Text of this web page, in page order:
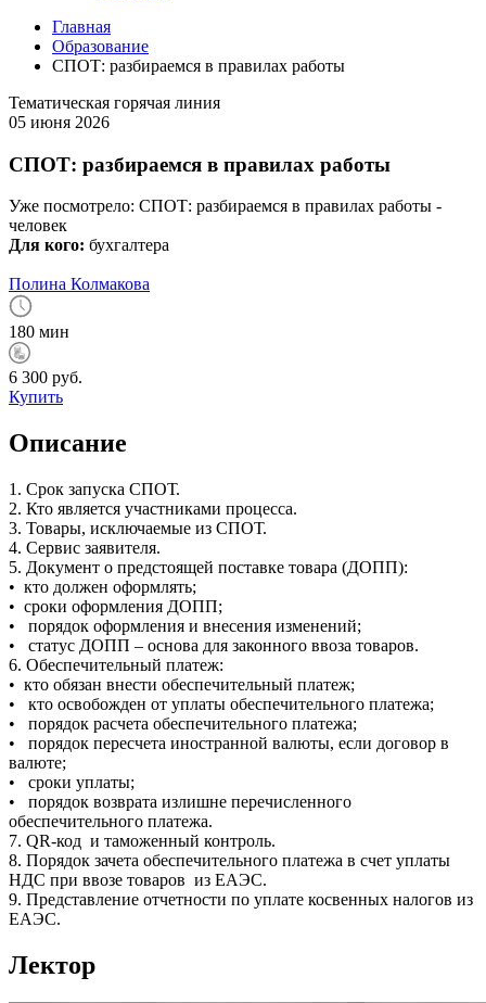
Главная
Образование
СПОТ: разбираемся в правилах работы
Тематическая горячая линия
05 июня 2026
СПОТ: разбираемся в правилах работы
Уже посмотрело: СПОТ: разбираемся в правилах работы -
человек
Для кого: бухгалтера
Полина Колмакова
180 мин
6 300 руб.
Купить
Описание
1. Срок запуска СПОТ.
2. Кто является участниками процесса.
3. Товары, исключаемые из СПОТ.
4. Сервис заявителя.
5. Документ о предстоящей поставке товара (ДОПП):
• кто должен оформлять;
• сроки оформления ДОПП;
• порядок оформления и внесения изменений;
• статус ДОПП – основа для законного ввоза товаров.
6. Обеспечительный платеж:
• кто обязан внести обеспечительный платеж;
• кто освобожден от уплаты обеспечительного платежа;
• порядок расчета обеспечительного платежа;
• порядок пересчета иностранной валюты, если договор в
валюте;
• сроки уплаты;
• порядок возврата излишне перечисленного
обеспечительного платежа.
7. QR-код и таможенный контроль.
8. Порядок зачета обеспечительного платежа в счет уплаты
НДС при ввозе товаров из ЕАЭС.
9. Представление отчетности по уплате косвенных налогов из
ЕАЭС.
Лектор